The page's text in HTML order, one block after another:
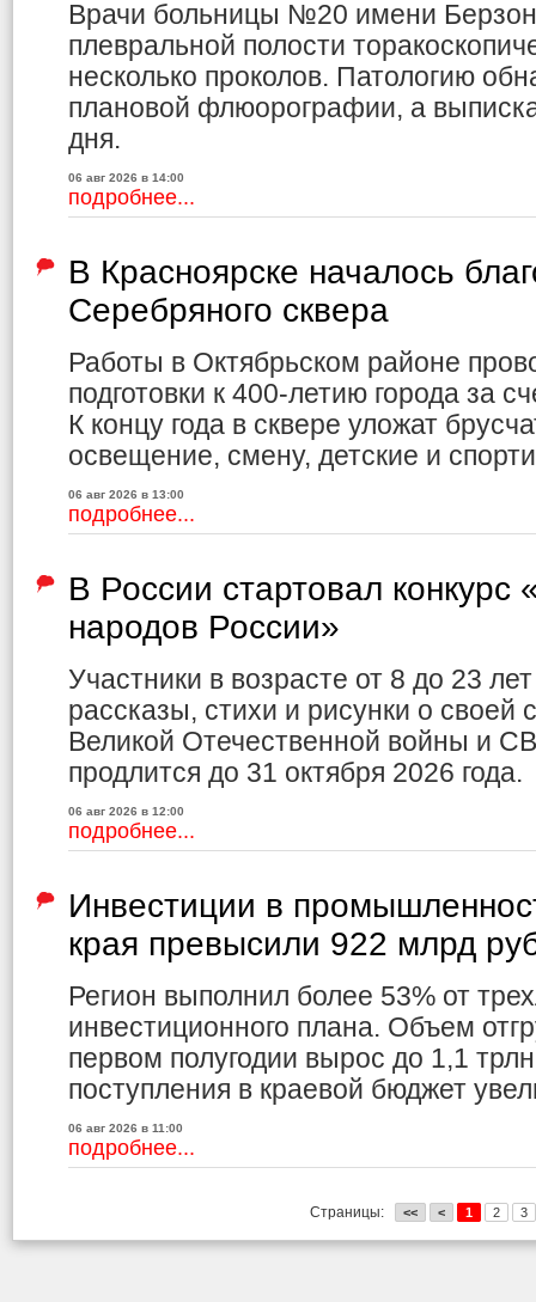
Врачи больницы №20 имени
плевральной полости
несколько проколов. Патологию
плановой флюорографии, а
дня.
06 авг 2026 в 14:00
подробнее...
В Красноярске началось
Серебряного сквера
Работы в Октябрьском районе
подготовки к 400-летию города за
К концу года в сквере уложат
освещение, смену, детские и
06 авг 2026 в 13:00
подробнее...
В России стартовал
народов России»
Участники в возрасте от 8 до 23
рассказы, стихи и рисунки о своей
Великой Отечественной войны и
продлится до 31 октября 2026 года.
06 авг 2026 в 12:00
подробнее...
Инвестиции в
края превысили 922 млрд
Регион выполнил более 53% от
инвестиционного плана. Объем
первом полугодии вырос до 1,1
поступления в краевой бюджет
06 авг 2026 в 11:00
подробнее...
Страницы: << < 1 2 3